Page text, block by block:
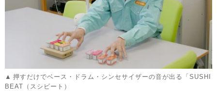
押すだけでベース・ドラム・シンセサイザーの音が出る「SUSHI
BEAT（スシビート）